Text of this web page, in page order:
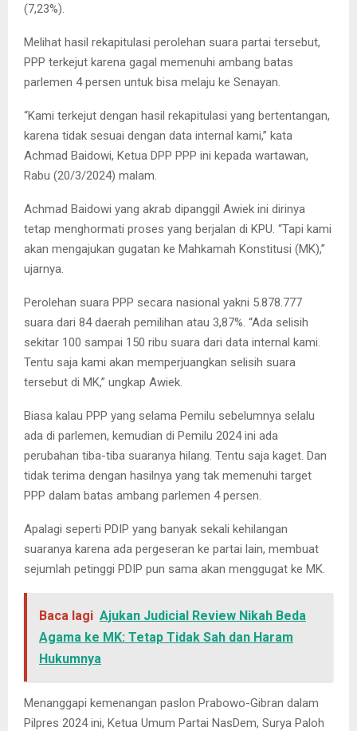
(7,23%).
Melihat hasil rekapitulasi perolehan suara partai tersebut,
PPP terkejut karena gagal memenuhi ambang batas
parlemen 4 persen untuk bisa melaju ke Senayan.
“Kami terkejut dengan hasil rekapitulasi yang bertentangan,
karena tidak sesuai dengan data internal kami,” kata
Achmad Baidowi, Ketua DPP PPP ini kepada wartawan,
Rabu (20/3/2024) malam.
Achmad Baidowi yang akrab dipanggil Awiek ini dirinya
tetap menghormati proses yang berjalan di KPU. “Tapi kami
akan mengajukan gugatan ke Mahkamah Konstitusi (MK),”
ujarnya.
Perolehan suara PPP secara nasional yakni 5.878.777
suara dari 84 daerah pemilihan atau 3,87%. “Ada selisih
sekitar 100 sampai 150 ribu suara dari data internal kami.
Tentu saja kami akan memperjuangkan selisih suara
tersebut di MK,” ungkap Awiek.
Biasa kalau PPP yang selama Pemilu sebelumnya selalu
ada di parlemen, kemudian di Pemilu 2024 ini ada
perubahan tiba-tiba suaranya hilang. Tentu saja kaget. Dan
tidak terima dengan hasilnya yang tak memenuhi target
PPP dalam batas ambang parlemen 4 persen.
Apalagi seperti PDIP yang banyak sekali kehilangan
suaranya karena ada pergeseran ke partai lain, membuat
sejumlah petinggi PDIP pun sama akan menggugat ke MK.
Baca lagi Ajukan Judicial Review Nikah Beda
Agama ke MK: Tetap Tidak Sah dan Haram
Hukumnya
Menanggapi kemenangan paslon Prabowo-Gibran dalam
Pilpres 2024 ini, Ketua Umum Partai NasDem, Surya Paloh